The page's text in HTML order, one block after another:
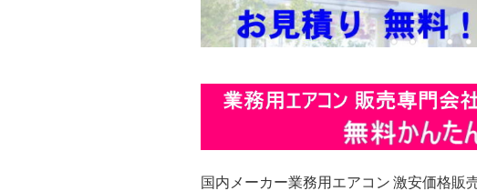
国内メーカー業務用エアコン 激安価格